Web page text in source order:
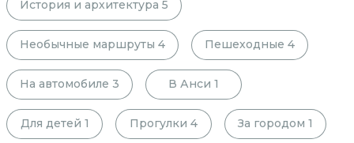
История и архитектура 5
Необычные маршруты 4 Пешеходные 4
На автомобиле 3 В Анси 1
Для детей 1 Прогулки 4 За городом 1